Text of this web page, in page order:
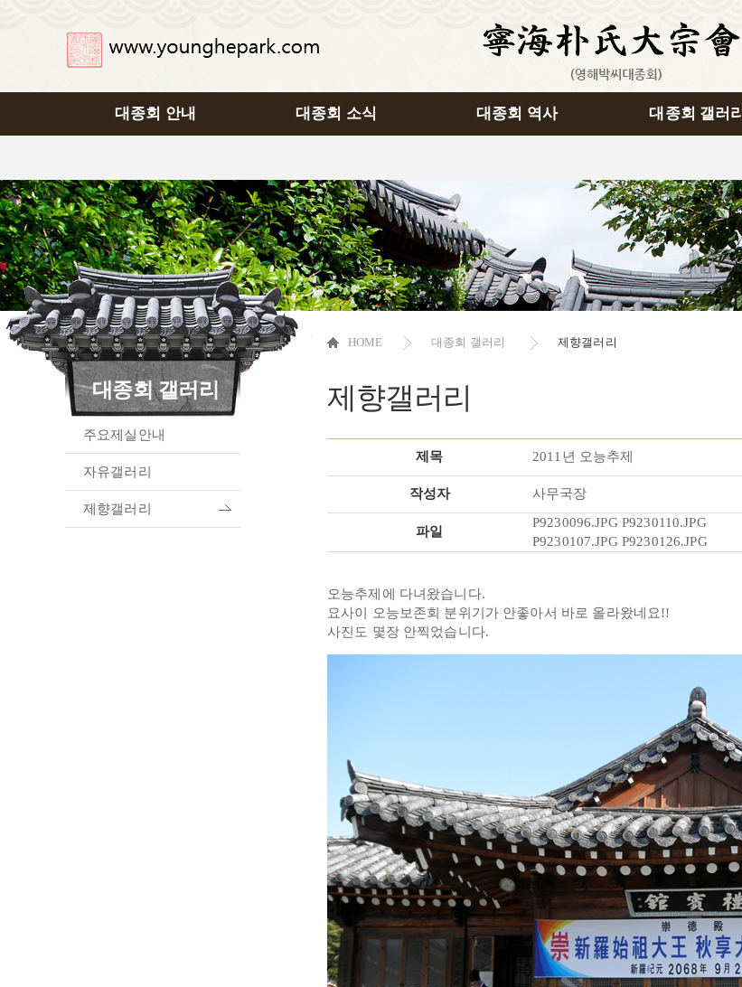
대종회 안내 대종회 소식 대종회 역사 대종회 갤러리
HOME 대종회 갤러리 제향갤러리
대종회 갤러리
주요제실안내
자유갤러리
제향갤러리
제향갤러리
제목 2011년 오능추제
작성자 사무국장
파일
P9230096.JPG P9230110.JPG
P9230107.JPG P9230126.JPG
오능추제에 다녀왔습니다.
요사이 오능보존회 분위기가 안좋아서 바로 올라왔네요!!
사진도 몇장 안찍었습니다.